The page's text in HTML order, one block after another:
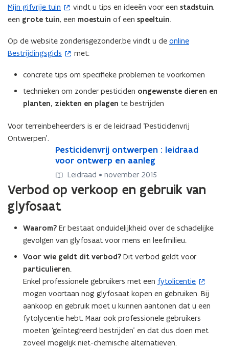
Mijn gifvrije tuin
(
o
e
n
e
u
n
s
t
vindt u tips en ideeën voor een stadstuin,
een grote tuin, een moestuin of een speeltuin.
Op de website zonderisgezonder.be vindt u de online
Bestrijdingsgids
(
e
n
n
i
w
n
s
e
)
met:
concrete tips om specifieke problemen te voorkomen
technieken om zonder pesticiden ongewenste dieren en
planten, ziekten en plagen te bestrijden
Voor terreinbeheerders is er de leidraad ‘Pesticidenvrij
Ontwerpen’.
c
i
Pesticidenvrij ontwerpen : leidraad
voor ontwerp en aanleg
P
e
s
t
i
c
i
d
n
v
r
i
o
n
t
w
e
Leidraad • november 2015
Verbod op verkoop en gebruik van
glyfosaat
Waarom? Er bestaat onduidelijkheid over de schadelijke
gevolgen van glyfosaat voor mens en leefmilieu.
Voor wie geldt dit verbod? Dit verbod geldt voor
particulieren.
Enkel professionele gebruikers met een fytolicentie
(
o
p
e
n
t
mogen voortaan nog glyfosaat kopen en gebruiken. Bij
aankoop en gebruik moet u kunnen aantonen dat u een
fytolycentie hebt. Maar ook professionele gebruikers
moeten ‘geïntegreerd bestrijden’ en dat dus doen met
zoveel mogelijk niet-chemische alternatieven.